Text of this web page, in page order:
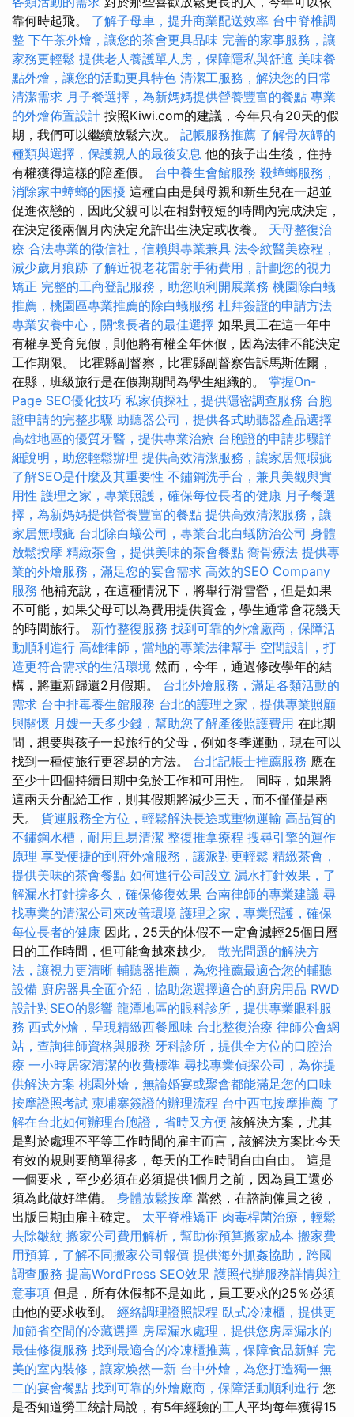
靠何時起飛。 了解子母車，提升商業配送效率 台中脊椎調
整 下午茶外燴，讓您的茶會更具品味 完善的家事服務，讓
家務更輕鬆 提供老人養護單人房，保障隱私與舒適 美味餐
點外燴，讓您的活動更具特色 清潔工服務，解決您的日常
清潔需求 月子餐選擇，為新媽媽提供營養豐富的餐點 專業
的外燴佈置設計 按照Kiwi.com的建議，今年只有20天的假
期，我們可以繼續放鬆六次。 記帳服務推薦 了解骨灰罈的
種類與選擇，保護親人的最後安息 他的孩子出生後，住持
有權獲得這樣的陪產假。 台中養生會館服務 殺蟑螂服務，
消除家中蟑螂的困擾 這種自由是與母親和新生兒在一起並
促進依戀的，因此父親可以在相對較短的時間內完成決定，
在決定後兩個月內決定允許出生決定或收養。 天母整復治
療 合法專業的徵信社，信賴與專業兼具 法令紋醫美療程，
減少歲月痕跡 了解近視老花雷射手術費用，計劃您的視力
矯正 完整的工商登記服務，助您順利開展業務 桃園除白蟻
推薦，桃園區專業推薦的除白蟻服務 杜拜簽證的申請方法
專業安養中心，關懷長者的最佳選擇 如果員工在這一年中
有權享受育兒假，則他將有權全年休假，因為法律不能決定
工作期限。 比霍縣副督察，比霍縣副督察告訴馬斯佐爾，
在縣，班級旅行是在假期期間為學生組織的。 掌握On-
Page SEO優化技巧 私家偵探社，提供隱密調查服務 台胞
證申請的完整步驟 助聽器公司，提供各式助聽器產品選擇
高雄地區的優質牙醫，提供專業治療 台胞證的申請步驟詳
細說明，助您輕鬆辦理 提供高效清潔服務，讓家居無瑕疵
了解SEO是什麼及其重要性 不鏽鋼洗手台，兼具美觀與實
用性 護理之家，專業照護，確保每位長者的健康 月子餐選
擇，為新媽媽提供營養豐富的餐點 提供高效清潔服務，讓
家居無瑕疵 台北除白蟻公司，專業台北白蟻防治公司 身體
放鬆按摩 精緻茶會，提供美味的茶會餐點 喬骨療法 提供專
業的外燴服務，滿足您的宴會需求 高效的SEO Company
服務 他補充說，在這種情況下，將舉行滑雪營，但是如果
不可能，如果父母可以為費用提供資金，學生通常會花幾天
的時間旅行。 新竹整復服務 找到可靠的外燴廠商，保障活
動順利進行 高雄律師，當地的專業法律幫手 空間設計，打
造更符合需求的生活環境 然而，今年，通過修改學年的結
構，將重新歸還2月假期。 台北外燴服務，滿足各類活動的
需求 台中排毒養生館服務 台北的護理之家，提供專業照顧
與關懷 月嫂一天多少錢，幫助您了解產後照護費用 在此期
間，想要與孩子一起旅行的父母，例如冬季運動，現在可以
找到一種使旅行更容易的方法。 台北記帳士推薦服務 應在
至少十四個持續日期中免於工作和可用性。 同時，如果將
這兩天分配給工作，則其假期將減少三天，而不僅僅是兩
天。 貨運服務全方位，輕鬆解決長途或重物運輸 高品質的
不鏽鋼水槽，耐用且易清潔 整復推拿療程 搜尋引擎的運作
原理 享受便捷的到府外燴服務，讓派對更輕鬆 精緻茶會，
提供美味的茶會餐點 如何進行公司設立 漏水打針效果，了
解漏水打針撐多久，確保修復效果 台南律師的專業建議 尋
找專業的清潔公司來改善環境 護理之家，專業照護，確保
每位長者的健康 因此，25天的休假不一定會減輕25個日曆
日的工作時間，但可能會越來越少。 散光問題的解決方
法，讓視力更清晰 輔聽器推薦，為您推薦最適合您的輔聽
設備 廚房器具全面介紹，協助您選擇適合的廚房用品 RWD
設計對SEO的影響 龍潭地區的眼科診所，提供專業眼科服
務 西式外燴，呈現精緻西餐風味 台北整復治療 律師公會網
站，查詢律師資格與服務 牙科診所，提供全方位的口腔治
療 一小時居家清潔的收費標準 尋找專業偵探公司，為你提
供解決方案 桃園外燴，無論婚宴或聚會都能滿足您的口味
按摩證照考試 柬埔寨簽證的辦理流程 台中西屯按摩推薦 了
解在台北如何辦理台胞證，省時又方便 該解決方案，尤其
是對於處理不平等工作時間的雇主而言，該解決方案比今天
有效的規則要簡單得多，每天的工作時間自由自由。 這是
一個要求，至少必須在必須提供1個月之前，因為員工還必
須為此做好準備。 身體放鬆按摩 當然，在諮詢僱員之後，
出版日期由雇主確定。 太平脊椎矯正 肉毒桿菌治療，輕鬆
去除皺紋 搬家公司費用解析，幫助你預算搬家成本 搬家費
用預算，了解不同搬家公司報價 提供海外抓姦協助，跨國
調查服務 提高WordPress SEO效果 護照代辦服務詳情與注
意事項 但是，所有休假都不是如此，員工要求的25％必須
由他的要求收到。 經絡調理證照課程 臥式冷凍櫃，提供更
加節省空間的冷藏選擇 房屋漏水處理，提供您房屋漏水的
最佳修復服務 找到最適合的冷凍櫃推薦，保障食品新鮮 完
美的室內裝修，讓家焕然一新 台中外燴，為您打造獨一無
二的宴會餐點 找到可靠的外燴廠商，保障活動順利進行 您
是否知道勞工統計局說，有5年經驗的工人平均每年獲得15